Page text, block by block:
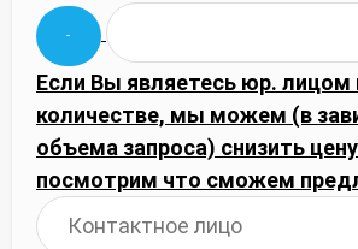
Если Вы являетесь юр. лицом
количестве, мы можем (в
объема запроса) снизить
посмотрим что сможем